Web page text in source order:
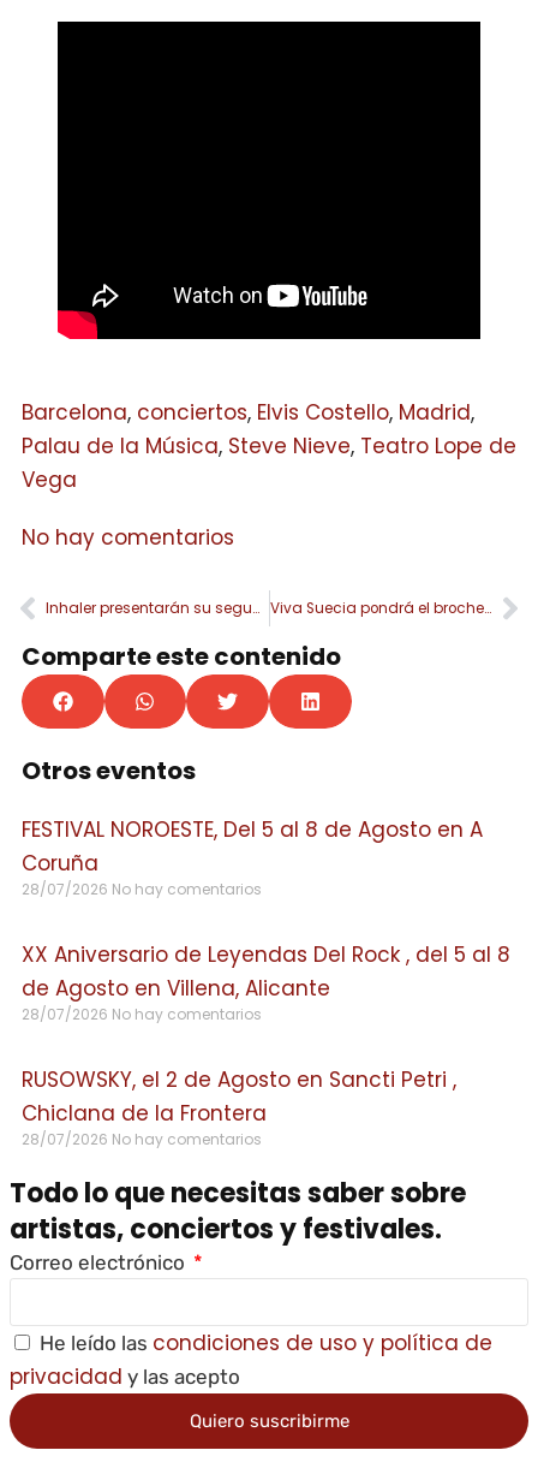
Barcelona, conciertos, Elvis Costello, Madrid,
Palau de la Música, Steve Nieve, Teatro Lope de
Vega
No hay comentarios
Inhaler presentarán su segundo disco en octubre en nuestro país Viva Suecia pondrá el broche final a su gira en el WiZink Center de Madrid
Comparte este contenido
Otros eventos
FESTIVAL NOROESTE, Del 5 al 8 de Agosto en A
Coruña
28/07/2026 No hay comentarios
XX Aniversario de Leyendas Del Rock , del 5 al 8
de Agosto en Villena, Alicante
28/07/2026 No hay comentarios
RUSOWSKY, el 2 de Agosto en Sancti Petri ,
Chiclana de la Frontera
28/07/2026 No hay comentarios
Todo lo que necesitas saber sobre
artistas, conciertos y festivales.
Correo electrónico
He leído las condiciones de uso y política de
privacidad y las acepto
Quiero suscribirme